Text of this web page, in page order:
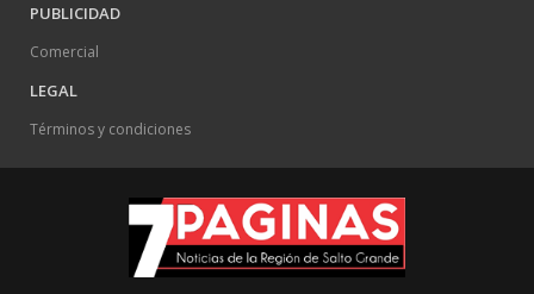
PUBLICIDAD
Comercial
LEGAL
Términos y condiciones